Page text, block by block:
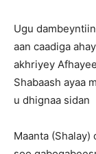
Ugu
aan caadiga
akhriyey
Shabaash ayaa
u dhignaa sidan
Maanta (Shalay)